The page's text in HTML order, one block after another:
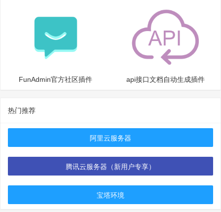
FunAdmin官方社区插件 api接口文档自动生成插件
热门推荐
阿里云服务器
腾讯云服务器（新用户专享）
宝塔环境